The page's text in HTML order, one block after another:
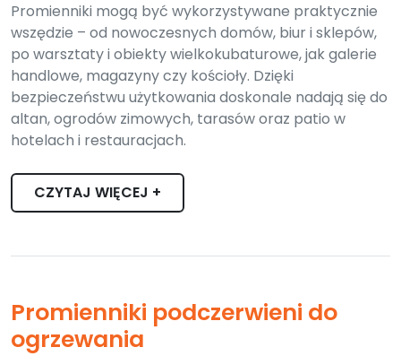
Promienniki mogą być wykorzystywane praktycznie
wszędzie – od nowoczesnych domów, biur i sklepów,
po warsztaty i obiekty wielkokubaturowe, jak galerie
handlowe, magazyny czy kościoły. Dzięki
bezpieczeństwu użytkowania doskonale nadają się do
altan, ogrodów zimowych, tarasów oraz patio w
hotelach i restauracjach.
CZYTAJ WIĘCEJ +
Promienniki podczerwieni do
ogrzewania